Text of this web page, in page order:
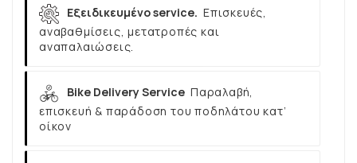
Εξειδικευμένο service. Επισκευές,
αναβαθμίσεις, μετατροπές και
αναπαλαιώσεις.
Bike Delivery Service Παραλαβή,
επισκευή & παράδοση του ποδηλάτου κατ’
οίκον